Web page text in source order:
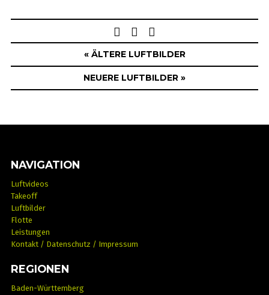
navigation
« ÄLTERE LUFTBILDER
NEUERE LUFTBILDER »
NAVIGATION
Luftvideos
Takeoff
Luftbilder
Flotte
Leistungen
Kontakt / Datenschutz / Impressum
REGIONEN
Baden-Württemberg